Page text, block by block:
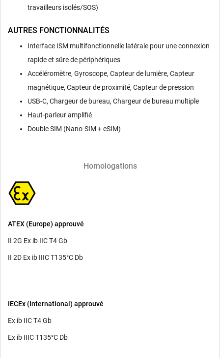
travailleurs isolés/SOS)
AUTRES FONCTIONNALITÉS
Interface ISM multifonctionnelle latérale pour une connexion
rapide et sûre de périphériques
Accéléromètre, Gyroscope, Capteur de lumière, Capteur
magnétique, Capteur de proximité, Capteur de pression
USB-C, Chargeur de bureau, Chargeur de bureau multiple
Haut-parleur amplifié
Double SIM (Nano-SIM + eSIM)
Homologations
ATEX (Europe) approuvé
II 2G Ex ib IIC T4 Gb
II 2D Ex ib IIIC T135°C Db
IECEx (International) approuvé
Ex ib IIC T4 Gb
Ex ib IIIC T135°C Db